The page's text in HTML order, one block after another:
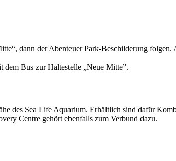
dann der Abenteuer Park-Beschilderung
Bus zur Haltestelle „Neue Mitte”.
des Sea Life Aquarium. Erhältlich sind dafür
Centre gehört ebenfalls zum Verbund dazu.